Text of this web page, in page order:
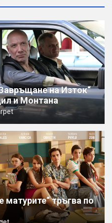
на Изток“
и Монтана
тръгва по